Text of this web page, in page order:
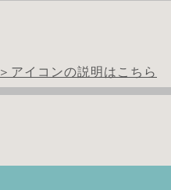
＞アイコンの説明はこちら